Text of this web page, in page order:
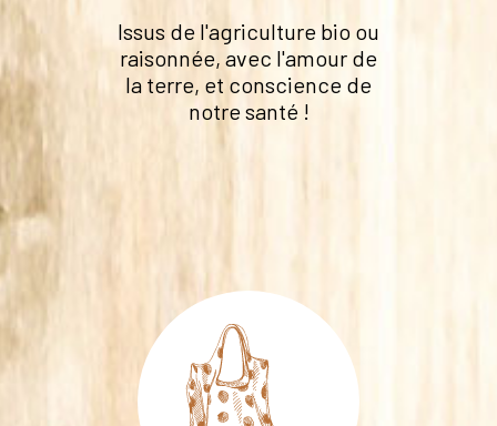
Issus de l'agriculture bio ou
raisonnée, avec l'amour de
la terre, et conscience de
notre santé !